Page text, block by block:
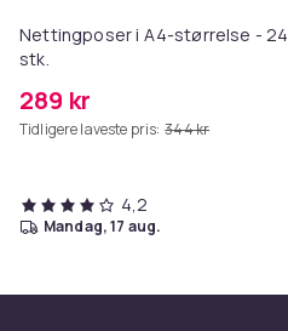
Nettingposer i A4-størrelse - 24
stk.
289 kr
Tidligere laveste pris: 344 kr
4,2
mandag, 17 aug.